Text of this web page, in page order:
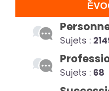
Sujets :
Sujets : 68